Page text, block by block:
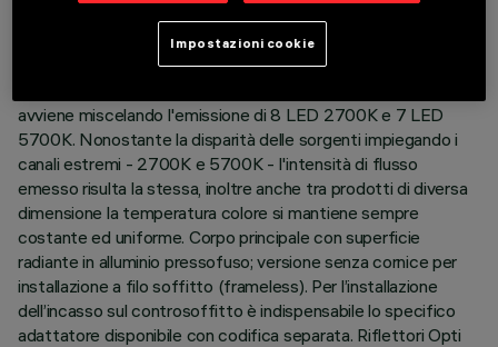
Apparecchio miniaturizzato ad incasso lineare Minimal a 15
elementi ottici. L’impiego di sorgenti LED ad elevato indice di
resa cromatica con diversa temperatura colore permette di
avviene miscelando l'emissione di 8 LED 2700K e 7 LED
5700K. Nonostante la disparità delle sorgenti impiegando i
canali estremi - 2700K e 5700K - l'intensità di flusso
emesso risulta la stessa, inoltre anche tra prodotti di diversa
dimensione la temperatura colore si mantiene sempre
costante ed uniforme. Corpo principale con superficie
radiante in alluminio pressofuso; versione senza cornice per
installazione a filo soffitto (frameless). Per l’installazione
dell’incasso sul controsoffitto è indispensabile lo specifico
adattatore disponibile con codifica separata. Riflettori Opti
Impostazioni cookie